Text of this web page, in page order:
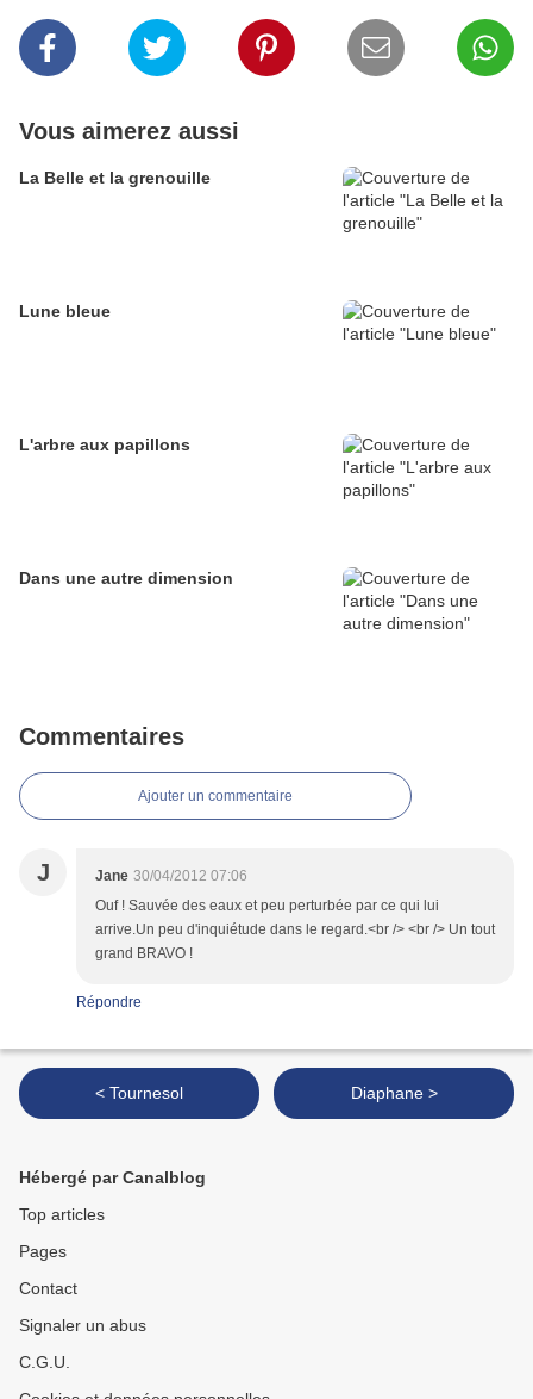
Vous aimerez aussi
La Belle et la grenouille
Lune bleue
L'arbre aux papillons
Dans une autre dimension
Commentaires
Ajouter un commentaire
J Jane 30/04/2012 07:06
Ouf ! Sauvée des eaux et peu perturbée par ce qui lui
arrive.Un peu d'inquiétude dans le regard.<br /> <br /> Un tout
grand BRAVO !
Répondre
< Tournesol Diaphane >
Hébergé par Canalblog
Top articles
Pages
Contact
Signaler un abus
C.G.U.